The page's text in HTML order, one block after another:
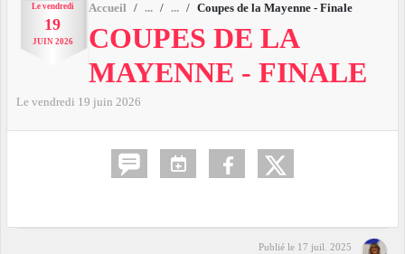
Le vendredi
19
JUIN 2026
Accueil Coupes de la Mayenne - Finale
COUPES DE LA
MAYENNE - FINALE
Le vendredi 19 juin 2026
Publié le 17 juil. 2025